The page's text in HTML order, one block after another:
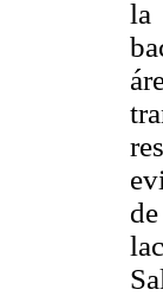
la